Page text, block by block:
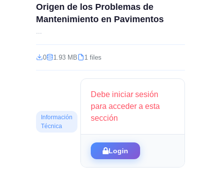
Origen de los Problemas de
Mantenimiento en Pavimentos
0 1.93 MB 1 files
Información
Técnica
Debe iniciar sesión
para acceder a esta
sección
Login